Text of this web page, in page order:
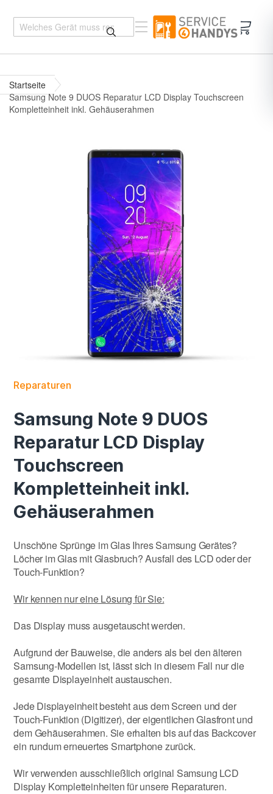
Startseite
Samsung Note 9 DUOS Reparatur LCD Display Touchscreen
Kompletteinheit inkl. Gehäuserahmen
Reparaturen
Samsung Note 9 DUOS
Reparatur LCD Display
Touchscreen
Kompletteinheit inkl.
Gehäuserahmen
Unschöne Sprünge im Glas Ihres Samsung Gerätes?
Löcher im Glas mit Glasbruch? Ausfall des LCD oder der
Touch-Funktion?
Wir kennen nur eine Lösung für Sie:
Das Display muss ausgetauscht werden.
Aufgrund der Bauweise, die anders als bei den älteren
Samsung-Modellen ist, lässt sich in diesem Fall nur die
gesamte Displayeinheit austauschen.
Jede Displayeinheit besteht aus dem Screen und der
Touch-Funktion (Digitizer), der eigentlichen Glasfront und
dem Gehäuserahmen. Sie erhalten bis auf das Backcover
ein rundum erneuertes Smartphone zurück.
Wir verwenden ausschließlich original Samsung LCD
Display Kompletteinheiten für unsere Reparaturen.